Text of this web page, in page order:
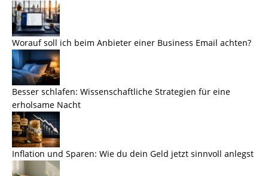
Worauf soll ich beim Anbieter einer Business Email achten?
Besser schlafen: Wissenschaftliche Strategien für eine
erholsame Nacht
Inflation und Sparen: Wie du dein Geld jetzt sinnvoll anlegst